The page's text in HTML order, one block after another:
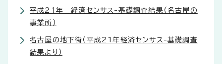
平成21年 経済センサス-基礎調査結果（名古屋の
事業所）
名古屋の地下街（平成21年経済センサス-基礎調査
結果より）